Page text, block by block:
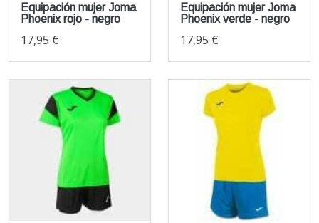
Equipación mujer Joma
Phoenix rojo - negro
17,95 €
Equipación mujer Joma
Phoenix verde - negro
17,95 €